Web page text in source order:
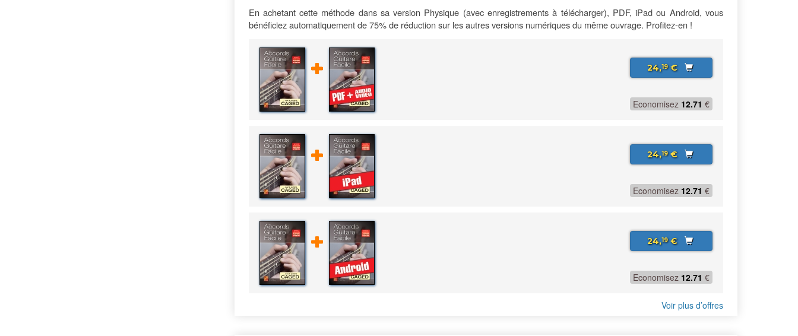
En achetant cette méthode dans sa version Physique (avec enregistrements à télécharger), PDF, iPad ou Android, vous
bénéficiez automatiquement de 75% de réduction sur les autres versions numériques du même ouvrage. Profitez-en !
24,19€
Economisez 12.71 €
24,19€
Economisez 12.71 €
24,19€
Economisez 12.71 €
Voir plus d’offres